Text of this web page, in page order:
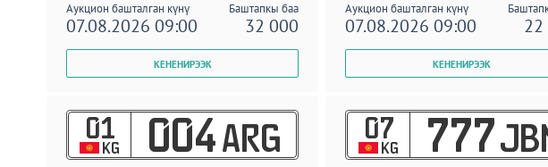
Аукцион башталган күнү Баштапкы баа
07.08.2026 09:00 32 000
Аукцион башталган күнү
07.08.2026 09:00 22
01
KG 004 ARG 07
KG 777